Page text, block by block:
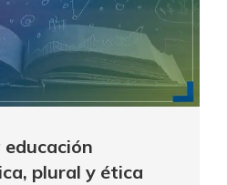
plural y ética